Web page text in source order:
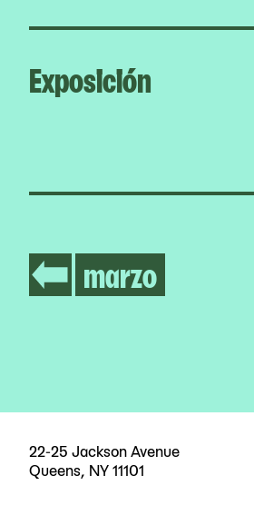
Exposición
marzo
22-25 Jackson Avenue
Queens, NY 11101